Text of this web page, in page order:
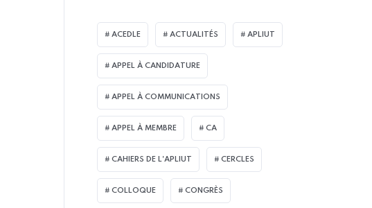
ACEDLE ACTUALITÉS APLIUT
APPEL À CANDIDATURE
APPEL À COMMUNICATIONS
APPEL À MEMBRE CA
CAHIERS DE L'APLIUT CERCLES
COLLOQUE CONGRÈS